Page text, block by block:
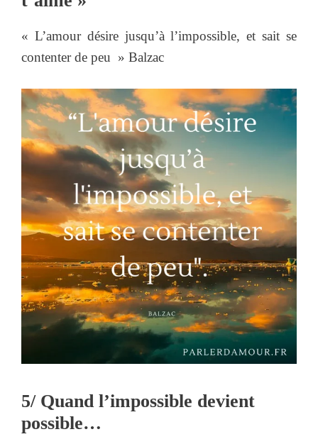
« L’amour désire jusqu’à l’impossible, et sait se
contenter de peu » Balzac
5/ Quand l’impossible devient
possible…